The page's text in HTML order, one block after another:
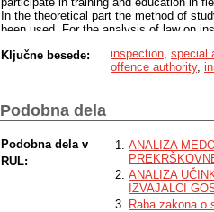
In the theoretical part the method of
been used. For the analysis of law on
and method of interviewing, with focus
The survey concluded that inspectors
cooperate with the police force and
The contribution of diploma paper is to
inspection by the IRSNZ. The focus is
that inspectors face in their work.
Ključne besede: inspection special
offence authority,
Podobna dela
Podobna dela v
RUL:
ANALIZA
ANALIZA
IZVAJALCI
Raba zakona o